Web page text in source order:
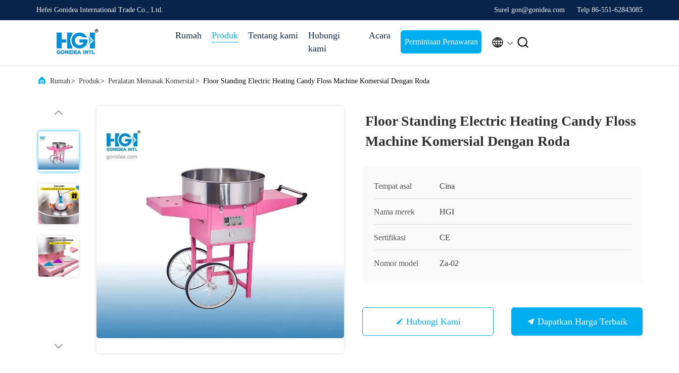
Hefei Gonidea International Trade Co., Ltd. Surel gon@gonidea.com Telp 86-551-62843085
Rumah Produk Tentang kami
Hubungi
kami
Acara
Permintaan Penawaran  
Rumah> Produk> Peralatan Memasak Komersial> Floor Standing Electric Heating Candy Floss Machine Komersial Dengan Roda
Floor Standing Electric Heating Candy Floss
Machine Komersial Dengan Roda
Tempat asal Cina
Nama merek HGI
Sertifikasi CE
Nomor model Za-02
Hubungi Kami Dapatkan Harga Terbaik